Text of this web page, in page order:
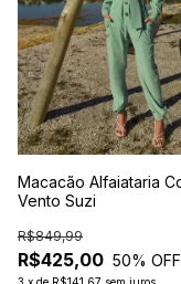
Macacão Alfaiataria
Vento Suzi
R$425,00
R$849,99
50% OFF